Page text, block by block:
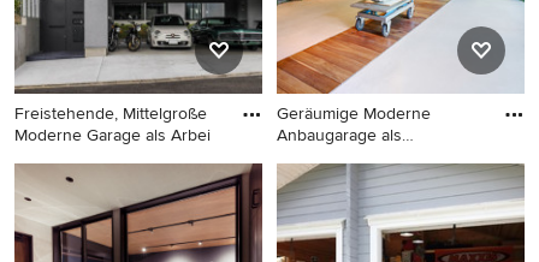
Freistehende, Mittelgroße
Moderne Garage als Arbei
Freistehende, Mittelgroße
Moderne Garage als
Arbeitsplatz, Studio oder
Werkraum in Kyoto
Geräumige Moderne
Anbaugarage als
Geräumige Moderne
Anbaugarage als
Arbeitsplatz, Studio oder
Werkraum in Köln